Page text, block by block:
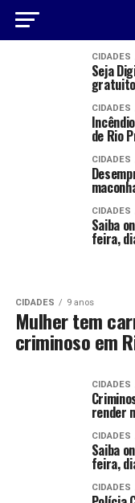
CIDADES
Seja
CIDADES
de Rio
CIDADES
CIDADES
Saiba
feira,
CIDADES 9 anos
Mulher tem
criminoso em
CIDADES
render
CIDADES
Saiba
feira,
CIDADES